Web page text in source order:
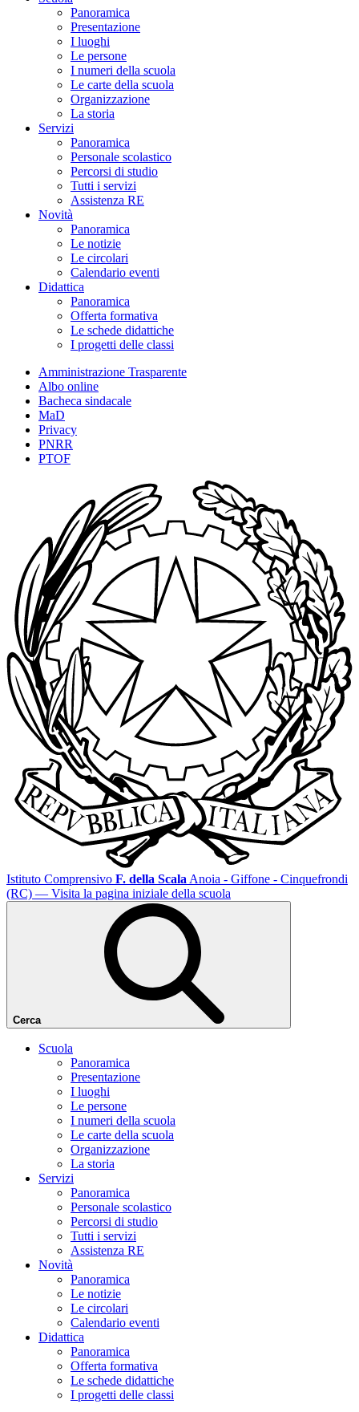
Panoramica
Presentazione
I luoghi
Le persone
I numeri della scuola
Le carte della scuola
Organizzazione
La storia
Servizi
Panoramica
Personale scolastico
Percorsi di studio
Tutti i servizi
Assistenza RE
Novità
Panoramica
Le notizie
Le circolari
Calendario eventi
Didattica
Panoramica
Offerta formativa
Le schede didattiche
I progetti delle classi
Amministrazione Trasparente
Albo online
Bacheca sindacale
MaD
Privacy
PNRR
PTOF
Istituto Comprensivo F. della Scala Anoia - Giffone - Cinquefrondi
(RC) — Visita la pagina iniziale della scuola
Cerca
Scuola
Panoramica
Presentazione
I luoghi
Le persone
I numeri della scuola
Le carte della scuola
Organizzazione
La storia
Servizi
Panoramica
Personale scolastico
Percorsi di studio
Tutti i servizi
Assistenza RE
Novità
Panoramica
Le notizie
Le circolari
Calendario eventi
Didattica
Panoramica
Offerta formativa
Le schede didattiche
I progetti delle classi